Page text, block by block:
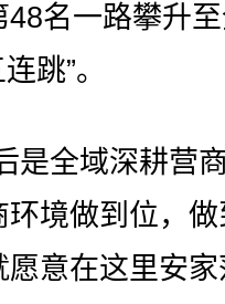
48名一路攀升
跳”。
全域深耕营
境做到位，
意在这里安家